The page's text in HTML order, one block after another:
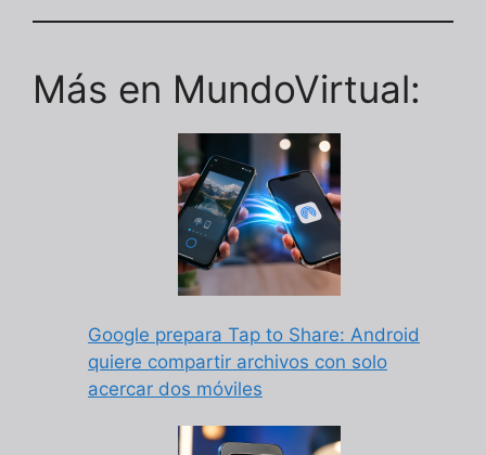
Más en MundoVirtual:
Google prepara Tap to Share: Android
quiere compartir archivos con solo
acercar dos móviles